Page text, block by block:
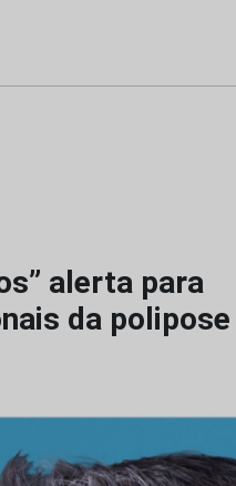
alerta para
da polipose